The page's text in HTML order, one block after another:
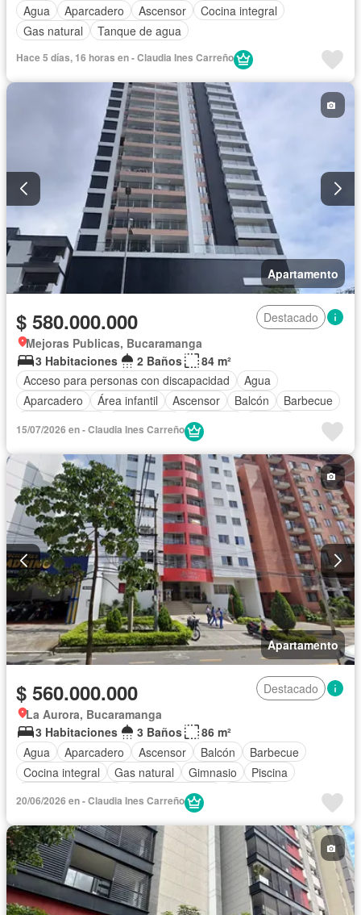
Agua
Aparcadero Ascensor
Cocina integral
Gas natural
Tanque de agua
Hace 5 días, 16 horas en - Claudia Ines Carreño
Apartamento
$ 580.000.000
Destacado
Mejoras Publicas, Bucaramanga
3 Habitaciones
2 Baños
84 m²
Acceso para personas con discapacidad
Agua
Aparcadero
Área infantil Ascensor Balcón
Barbecue
Gimnasio
Seguridad privada
Terraza
Vista panorámica
15/07/2026 en - Claudia Ines Carreño
Apartamento
$ 560.000.000
Destacado
La Aurora, Bucaramanga
3 Habitaciones
3 Baños
86 m²
Agua
Aparcadero Ascensor Balcón
Barbecue
Cocina integral
Gas natural Gimnasio
Piscina
Tanque de agua
20/06/2026 en - Claudia Ines Carreño